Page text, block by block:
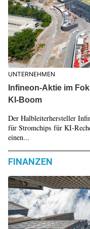
UNTERNEHMEN
Infineon-Aktie im
KI-Boom
Der Halbleiterhersteller
für Stromchips für KI-
einen...
FINANZEN